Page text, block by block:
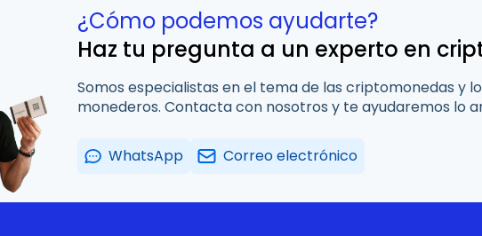
¿Cómo podemos ayudarte?
Haz tu pregunta a un experto en
Somos especialistas en el tema de las criptomonedas y
monederos. Contacta con nosotros y te ayudaremos lo
WhatsApp Correo electrónico